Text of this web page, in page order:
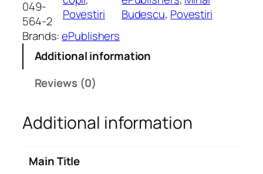
n
i
l
.
v
e
s
049-
564-2
Povestiri
Budescu, Povestiri
Brands:ePublishers
Additional information
Reviews (0)
Additional information
Main Title